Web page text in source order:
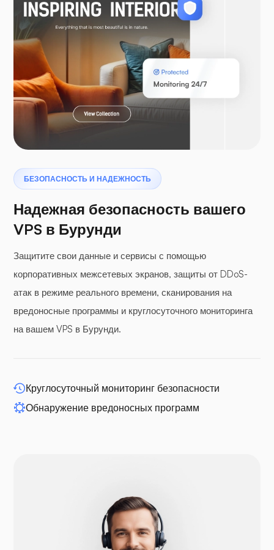
Ларавел
WP-расширение
Друпал
Опенкарт
БЕЗОПАСНОСТЬ И НАДЕЖНОСТЬ
Надежная безопасность вашего
VPS в Бурунди
Защитите свои данные и сервисы с помощью
корпоративных межсетевых экранов, защиты от DDoS-
атак в режиме реального времени, сканирования на
вредоносные программы и круглосуточного мониторинга
на вашем VPS в Бурунди.
Круглосуточный мониторинг безопасности
Обнаружение вредоносных программ